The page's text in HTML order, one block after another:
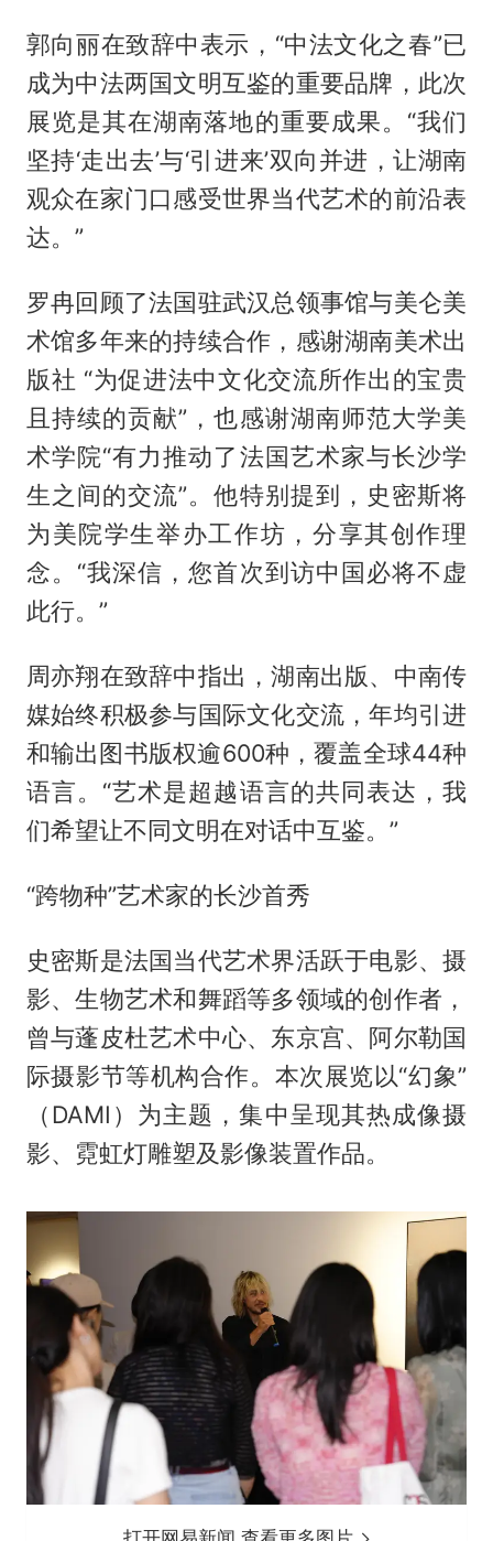
郭向丽在致辞中表示，“中法文化之春”已
成为中法两国文明互鉴的重要品牌，此次
展览是其在湖南落地的重要成果。“我们
坚持‘走出去’与‘引进来’双向并进，让湖南
观众在家门口感受世界当代艺术的前沿表
达。”
罗冉回顾了法国驻武汉总领事馆与美仑美
术馆多年来的持续合作，感谢湖南美术出
版社 “为促进法中文化交流所作出的宝贵
且持续的贡献”，也感谢湖南师范大学美
术学院“有力推动了法国艺术家与长沙学
生之间的交流”。他特别提到，史密斯将
为美院学生举办工作坊，分享其创作理
念。“我深信，您首次到访中国必将不虚
此行。”
周亦翔在致辞中指出，湖南出版、中南传
媒始终积极参与国际文化交流，年均引进
和输出图书版权逾600种，覆盖全球44种
语言。“艺术是超越语言的共同表达，我
们希望让不同文明在对话中互鉴。”
“跨物种”艺术家的长沙首秀
史密斯是法国当代艺术界活跃于电影、摄
影、生物艺术和舞蹈等多领域的创作者，
曾与蓬皮杜艺术中心、东京宫、阿尔勒国
际摄影节等机构合作。本次展览以“幻象”
（DAMI）为主题，集中呈现其热成像摄
影、霓虹灯雕塑及影像装置作品。